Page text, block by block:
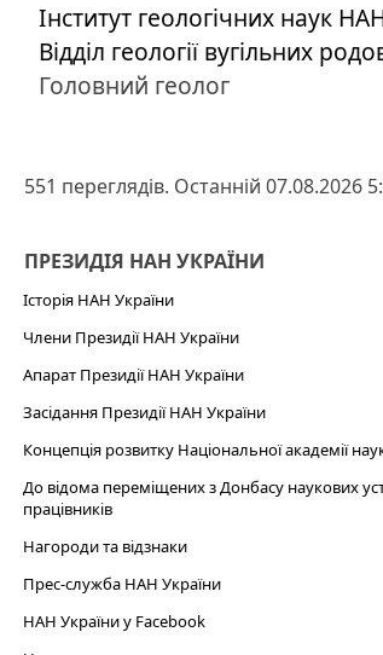
Інститут геологічних наук
Відділ геології вугільних
Головний геолог
551 переглядів. Останній 07.08.2026
ПРЕЗИДІЯ НАН УКРАЇНИ
Історія НАН України
Члени Президії НАН України
Апарат Президії НАН України
Засідання Президії НАН України
Концепція розвитку Національної академії
До відома переміщених з Донбасу наукових
працівників
Нагороди та відзнаки
Прес-служба НАН України
НАН України у Facebook